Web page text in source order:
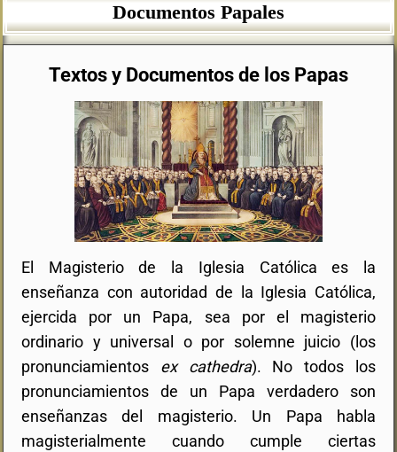
Documentos Papales
Textos y Documentos de los Papas
El Magisterio de la Iglesia Católica es la
enseñanza con autoridad de la Iglesia Católica,
ejercida por un Papa, sea por el magisterio
ordinario y universal o por solemne juicio (los
pronunciamientos ex cathedra). No todos los
pronunciamientos de un Papa verdadero son
enseñanzas del magisterio. Un Papa habla
magisterialmente cuando cumple ciertas